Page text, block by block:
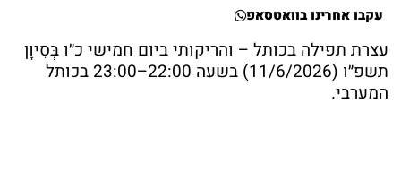
עקבו אחרינו בוואטסאפ
עצרת תפילה בכותל – והריקותי ביום חמישי כ״ו בְּסִיוָן
תשפ״ו (11/6/2026) בשעה 22:00–23:00 בכותל
המערבי.